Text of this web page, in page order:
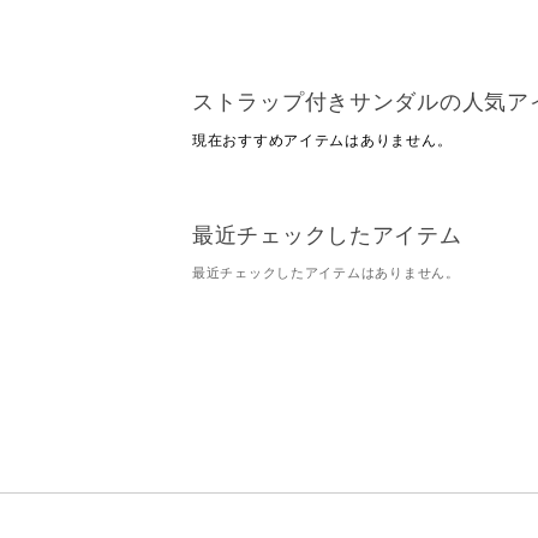
ストラップ付きサンダルの人気ア
現在おすすめアイテムはありません。
最近チェックしたアイテム
最近チェックしたアイテムはありません。